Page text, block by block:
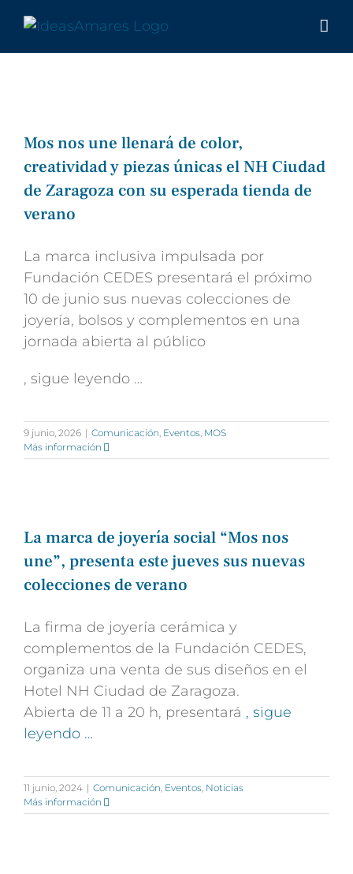
contenido
Mos nos une llenará de color,
creatividad y piezas únicas el NH Ciudad
de Zaragoza con su esperada tienda de
verano
La marca inclusiva impulsada por
Fundación CEDES presentará el próximo
10 de junio sus nuevas colecciones de
joyería, bolsos y complementos en una
jornada abierta al público
, sigue leyendo …
9 junio, 2026 | Comunicación, Eventos, MOS
Más información
La marca de joyería social “Mos nos
une”, presenta este jueves sus nuevas
colecciones de verano
La firma de joyería cerámica y
complementos de la Fundación CEDES,
organiza una venta de sus diseños en el
Hotel NH Ciudad de Zaragoza.
Abierta de 11 a 20 h, presentará , sigue
leyendo …
11 junio, 2024 | Comunicación, Eventos, Noticias
Más información